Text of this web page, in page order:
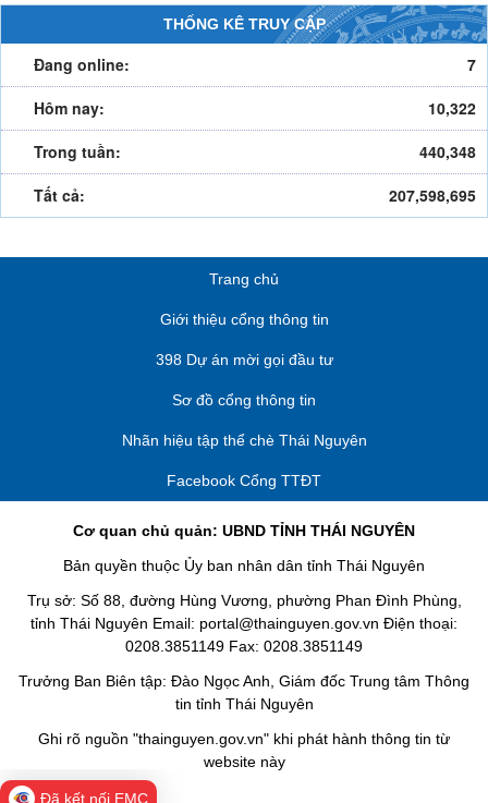
THỐNG KÊ TRUY CẬP
Đang online:
7
Hôm nay:
10,322
Trong tuần:
440,348
Tất cả:
207,598,695
Trang chủ
Giới thiệu cổng thông tin
398 Dự án mời gọi đầu tư
Sơ đồ cổng thông tin
Nhãn hiệu tập thể chè Thái Nguyên
Facebook Cổng TTĐT
Cơ quan chủ quản: UBND TỈNH THÁI NGUYÊN
Bản quyền thuộc Ủy ban nhân dân tỉnh Thái Nguyên
Trụ sở: Số 88, đường Hùng Vương, phường Phan Đình Phùng,
tỉnh Thái Nguyên Email: portal@thainguyen.gov.vn Điện thoại:
0208.3851149 Fax: 0208.3851149
Trưởng Ban Biên tập: Đào Ngọc Anh, Giám đốc Trung tâm Thông
tin tỉnh Thái Nguyên
Ghi rõ nguồn "thainguyen.gov.vn" khi phát hành thông tin từ
website này
Đã kết nối EMC